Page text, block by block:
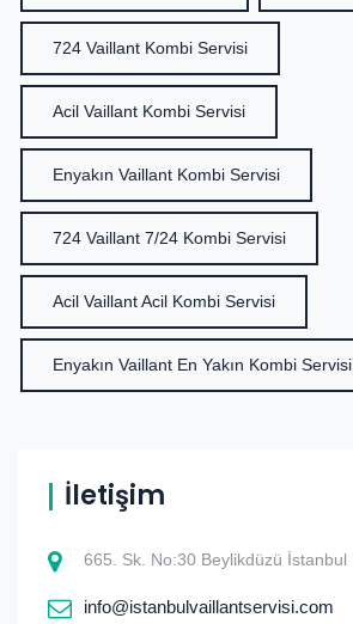
724 Vaillant Kombi Servisi
Acil Vaillant Kombi Servisi
Enyakın Vaillant Kombi Servisi
724 Vaillant 7/24 Kombi Servisi
Acil Vaillant Acil Kombi Servisi
Enyakın Vaillant En Yakın Kombi Servisi
İletişim
665. Sk. No:30 Beylikdüzü İstanbul
info@istanbulvaillantservisi.com